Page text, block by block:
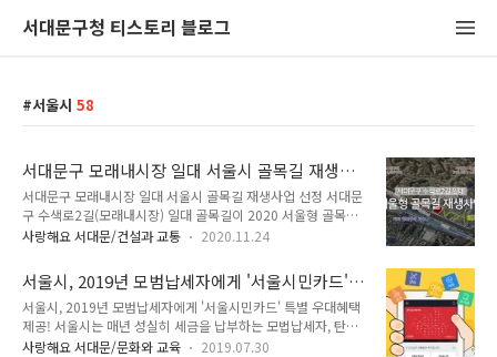
서대문구청 티스토리 블로그
서울시 58
서대문구 모래내시장 일대 서울시 골목길 재생사
업 선정
서대문구 모래내시장 일대 서울시 골목길 재생사업 선정 서대문
구 수색로2길(모래내시장) 일대 골목길이 2020 서울형 골목길
재생 공모사업지로 선정되었습니다. 서울형 골목길재생사업은
형 소규모 방식의 재생사업입니다. 서울시는 현장실사와 전문가
심사를 통해 사업대상지의 적정성과 자치구 추진역량 등을 종합
적으로 평가해 남가좌동 모래내시장 일대 골목길을 포함한 최종
15개 지역을 사업지로 선정했습니다. ▲ 위치도 서대문구 수색
로2길(모래내시장) 일대는 존치관리구역으로 30년 이상 된 노
사랑해요 서대문/건설과 교통 2020.11.24
서울시, 2019년 모범납세자에게 '서울시민카드'
특별 우대혜택 제공!
서울시, 2019년 모범납세자에게 '서울시민카드' 특별 우대혜택
제공! 서울시는 매년 성실히 세금을 납부하는 모법납세자, 탄소
배출량 저감에 앞장서는 에코마일리지 및 승용차마일리지 우수
사랑해요 서대문/문화와 교육 2019.07.30